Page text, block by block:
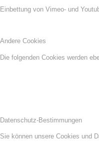
Einbettung von Vimeo- und
Andere Cookies
Die folgenden Cookies werden
Datenschutz-Bestimmungen
Sie können unsere Cookies und